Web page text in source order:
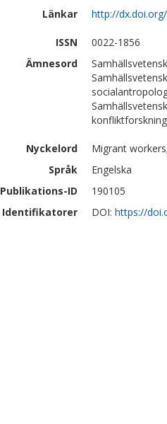
Länkar
http://
ISSN
0022-1856
Ämnesord
Nyckelord
Migrant
Språk
Engelska
Publikations-ID
190105
Identifikatorer
DOI: https://